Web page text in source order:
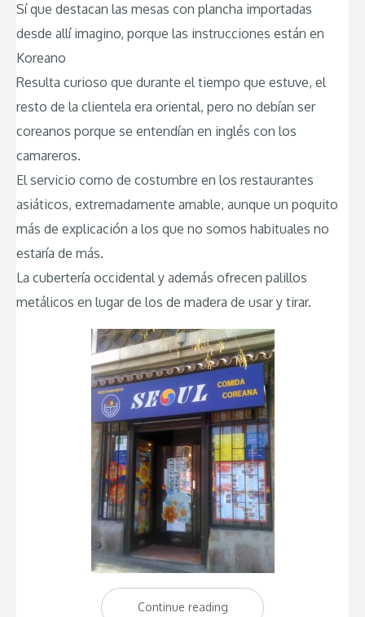
Sí que destacan las mesas con plancha importadas
desde allí imagino, porque las instrucciones están en
Koreano
Resulta curioso que durante el tiempo que estuve, el
resto de la clientela era oriental, pero no debían ser
coreanos porque se entendían en inglés con los
camareros.
El servicio como de costumbre en los restaurantes
asiáticos, extremadamente amable, aunque un poquito
más de explicación a los que no somos habituales no
estaría de más.
La cubertería occidental y además ofrecen palillos
metálicos en lugar de los de madera de usar y tirar.
Continue reading “Restaurante